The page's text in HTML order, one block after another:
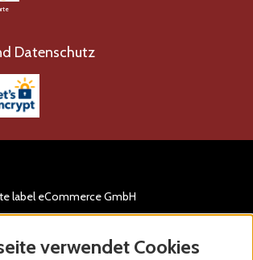
Datenschutz
label eCommerce GmbH
verwendet Cookies